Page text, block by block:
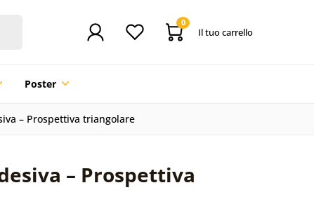
0
Il tuo carrello
Poster
– Prospettiva triangolare
– Prospettiva